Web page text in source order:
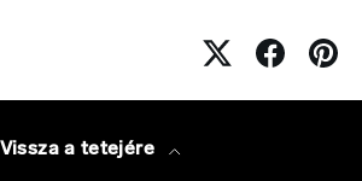
Vissza a tetejére